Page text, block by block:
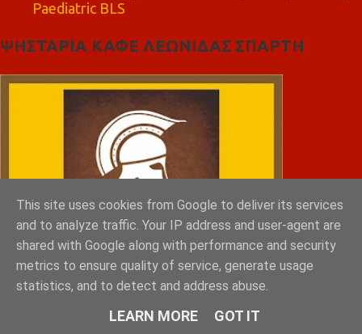
Paediatric BLS
ΨΗΣΤΑΡΙΑ ΚΑΦΕ ΛΕΩΝΙΔΑΣ ΣΠΑΡΤΗ
This site uses cookies from Google to deliver its services
and to analyze traffic. Your IP address and user-agent are
shared with Google along with performance and security
metrics to ensure quality of service, generate usage
statistics, and to detect and address abuse.
LEARN MORE GOT IT